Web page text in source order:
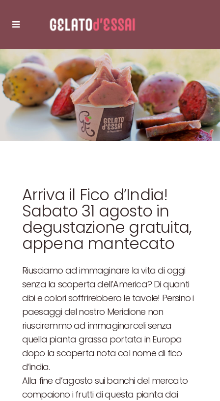
Arriva il Fico d’India!
Sabato 31 agosto in
degustazione gratuita,
appena mantecato
Riusciamo ad immaginare la vita di oggi
senza la scoperta dell’America? Di quanti
cibi e colori soffrirebbero le tavole! Persino i
paesaggi del nostro Meridione non
riusciremmo ad immaginarceli senza
quella pianta grassa portata in Europa
dopo la scoperta nota col nome di fico
d’india.
Alla fine d’agosto sui banchi del mercato
compaiono i frutti di questa pianta dai